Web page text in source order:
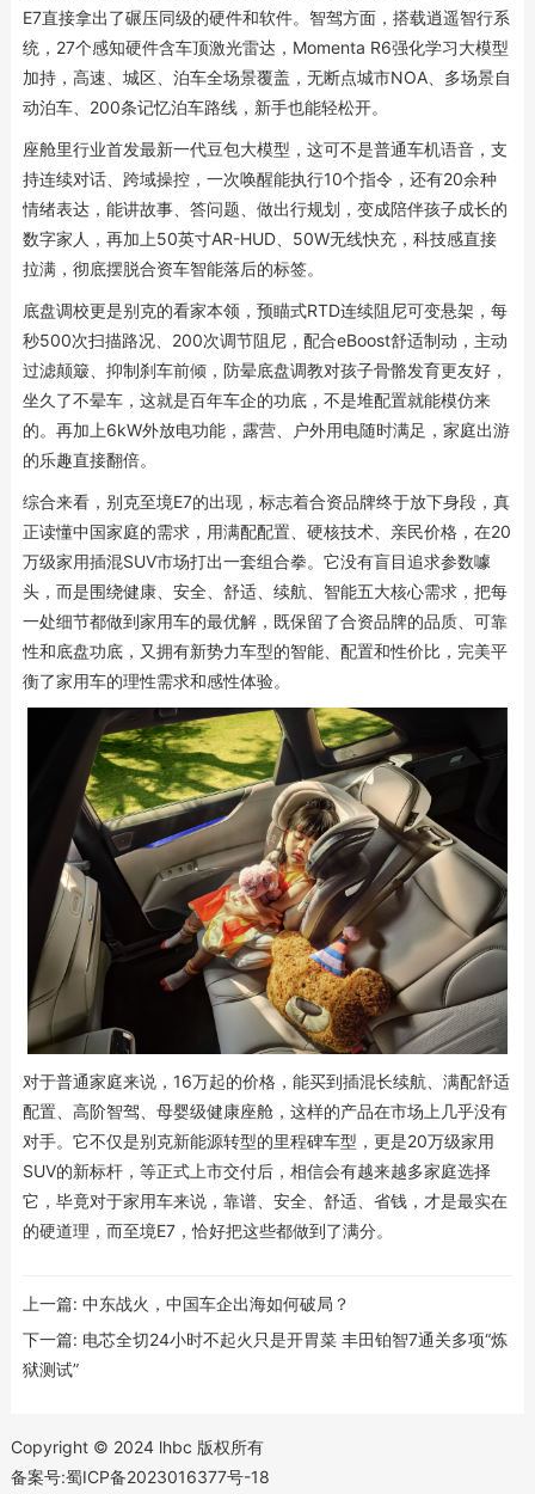
E7直接拿出了碾压同级的硬件和软件。智驾方面，搭载逍遥智行系
统，27个感知硬件含车顶激光雷达，Momenta R6强化学习大模型
加持，高速、城区、泊车全场景覆盖，无断点城市NOA、多场景自
动泊车、200条记忆泊车路线，新手也能轻松开。
座舱里行业首发最新一代豆包大模型，这可不是普通车机语音，支
持连续对话、跨域操控，一次唤醒能执行10个指令，还有20余种
情绪表达，能讲故事、答问题、做出行规划，变成陪伴孩子成长的
数字家人，再加上50英寸AR-HUD、50W无线快充，科技感直接
拉满，彻底摆脱合资车智能落后的标签。
底盘调校更是别克的看家本领，预瞄式RTD连续阻尼可变悬架，每
秒500次扫描路况、200次调节阻尼，配合eBoost舒适制动，主动
过滤颠簸、抑制刹车前倾，防晕底盘调教对孩子骨骼发育更友好，
坐久了不晕车，这就是百年车企的功底，不是堆配置就能模仿来
的。再加上6kW外放电功能，露营、户外用电随时满足，家庭出游
的乐趣直接翻倍。
综合来看，别克至境E7的出现，标志着合资品牌终于放下身段，真
正读懂中国家庭的需求，用满配配置、硬核技术、亲民价格，在20
万级家用插混SUV市场打出一套组合拳。它没有盲目追求参数噱
头，而是围绕健康、安全、舒适、续航、智能五大核心需求，把每
一处细节都做到家用车的最优解，既保留了合资品牌的品质、可靠
性和底盘功底，又拥有新势力车型的智能、配置和性价比，完美平
衡了家用车的理性需求和感性体验。
对于普通家庭来说，16万起的价格，能买到插混长续航、满配舒适
配置、高阶智驾、母婴级健康座舱，这样的产品在市场上几乎没有
对手。它不仅是别克新能源转型的里程碑车型，更是20万级家用
SUV的新标杆，等正式上市交付后，相信会有越来越多家庭选择
它，毕竟对于家用车来说，靠谱、安全、舒适、省钱，才是最实在
的硬道理，而至境E7，恰好把这些都做到了满分。
上一篇: 中东战火，中国车企出海如何破局？
下一篇: 电芯全切24小时不起火只是开胃菜 丰田铂智7通关多项“炼
狱测试”
Copyright © 2024 lhbc 版权所有
备案号:蜀ICP备2023016377号-18